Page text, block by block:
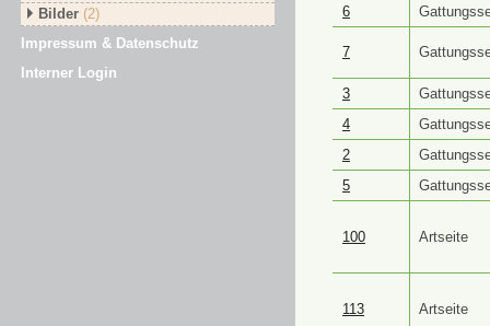
Bilder (2)
Impressum & Datenschutz
Interner Login
6
7
3
4
2
5
100 Artseite
113 Artseite